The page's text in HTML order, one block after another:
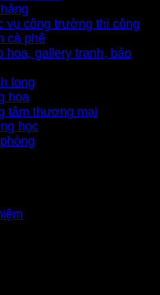
vụ công trường thi công
cà phê
hoa, gallery tranh, bảo
long
hoa
tâm thương mại
học